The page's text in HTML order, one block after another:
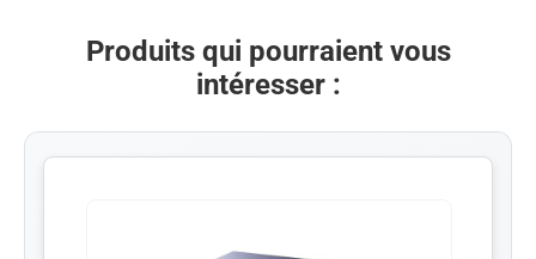
Produits qui pourraient vous
intéresser :